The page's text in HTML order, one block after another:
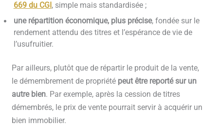
669 du CGI , simple mais standardisée ;
une répartition économique, plus précise, fondée sur le
rendement attendu des titres et l’espérance de vie de
l’usufruitier.
Par ailleurs, plutôt que de répartir le produit de la vente,
le démembrement de propriétépeut être reporté sur un
autre bien. Par exemple, après la cession de titres
démembrés, le prix de vente pourrait servir à acquérir un
bien immobilier.